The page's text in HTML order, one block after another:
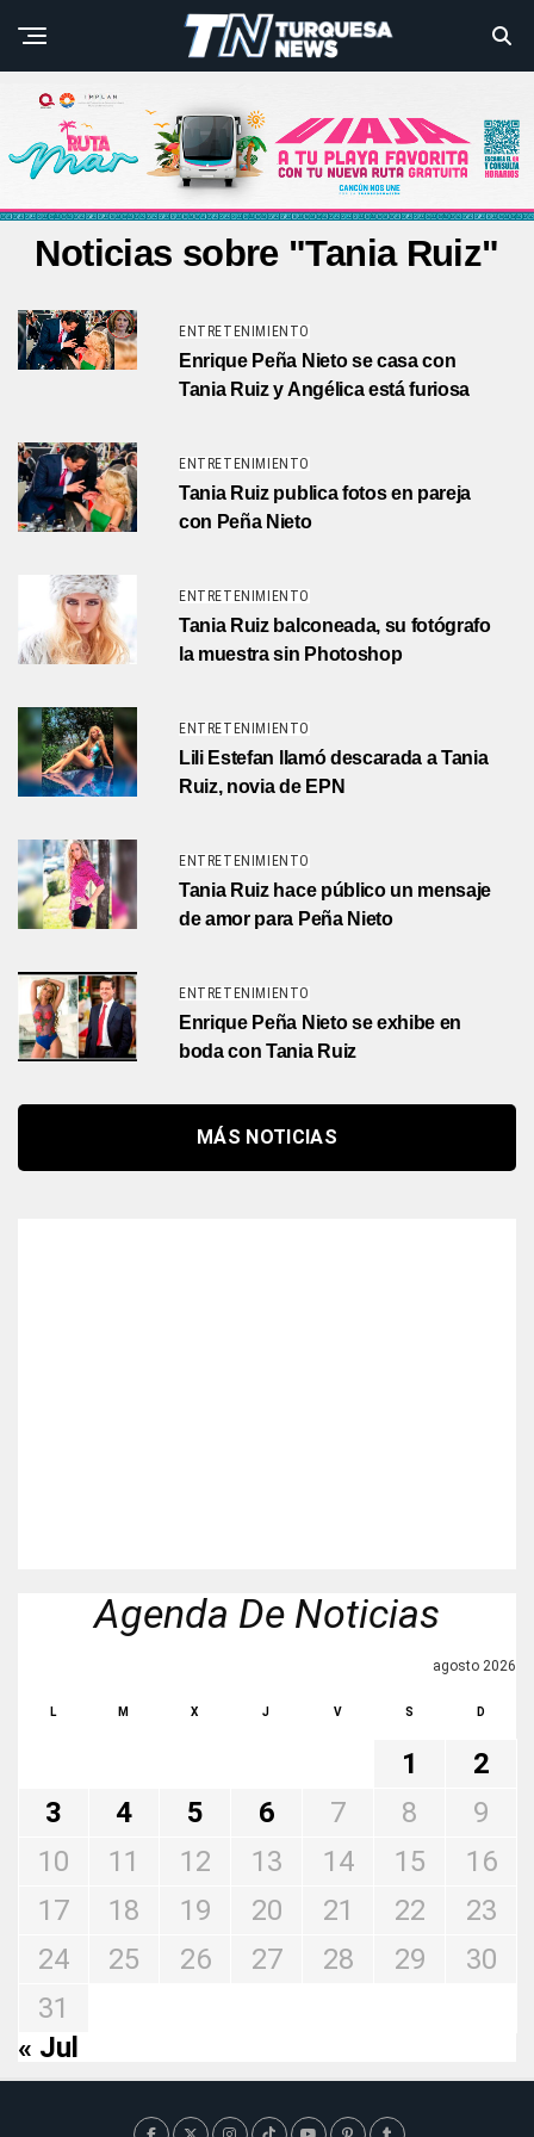
Noticias sobre "Tania Ruiz"
ENTRETENIMIENTO
Enrique Peña Nieto se casa con
Tania Ruiz y Angélica está furiosa
ENTRETENIMIENTO
Tania Ruiz publica fotos en pareja
con Peña Nieto
ENTRETENIMIENTO
Tania Ruiz balconeada, su fotógrafo
la muestra sin Photoshop
ENTRETENIMIENTO
Lili Estefan llamó descarada a Tania
Ruiz, novia de EPN
ENTRETENIMIENTO
Tania Ruiz hace público un mensaje
de amor para Peña Nieto
ENTRETENIMIENTO
Enrique Peña Nieto se exhibe en
boda con Tania Ruiz
MÁS NOTICIAS
Agenda De Noticias
agosto 2026
L M X J V S D
1
2
3
4 5 6 7 8
9
10
11 12 13 14 15
16
17
18 19 20 21 22
23
24
25 26 27 28 29
30
31
« Jul